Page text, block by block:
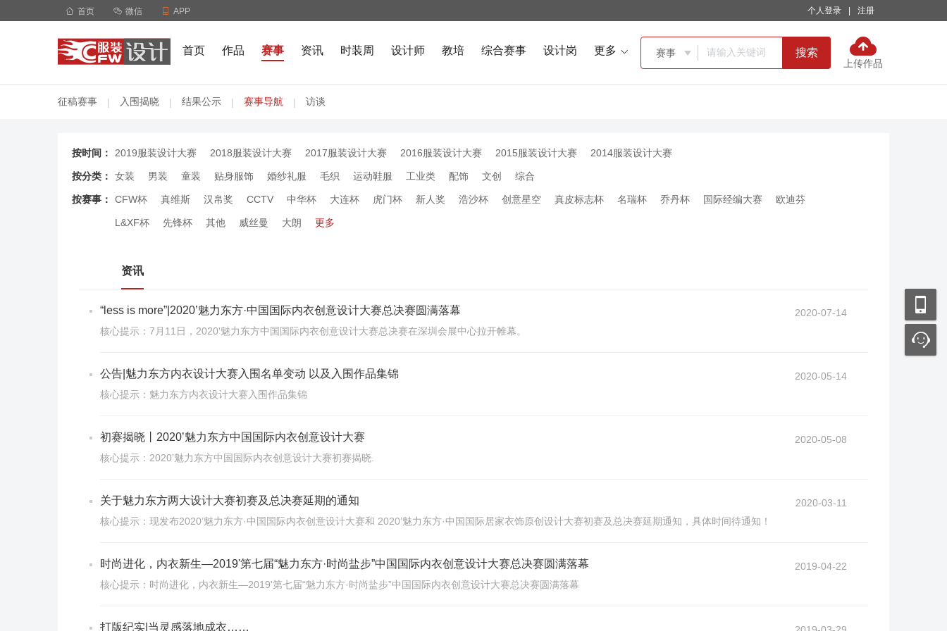
 首页  微信  APP 个人登录 注册
首页 作品 赛事 资讯 时装周 设计师 教培 综合赛事 设计岗 更多  赛事  搜索
上传作品
征稿赛事 | 入围揭晓 | 结果公示 | 赛事导航 | 访谈
按时间： 2019服装设计大赛 2018服装设计大赛 2017服装设计大赛 2016服装设计大赛 2015服装设计大赛 2014服装设计大赛
按分类： 女装 男装 童装 贴身服饰 婚纱礼服 毛织 运动鞋服 工业类 配饰 文创 综合
按赛事： CFW杯 真维斯 汉帛奖 CCTV 中华杯 大连杯 虎门杯 新人奖 浩沙杯 创意星空 真皮标志杯 名瑞杯 乔丹杯 国际经编大赛 欧迪芬
L&XF杯 先锋杯 其他 威丝曼 大朗 更多
资讯
“less is more”|2020’魅力东方·中国国际内衣创意设计大赛总决赛圆满落幕
2020-07-14
核心提示：7月11日，2020'魅力东方中国国际内衣创意设计大赛总决赛在深圳会展中心拉开帷幕。
公告|魅力东方内衣设计大赛入围名单变动 以及入围作品集锦
2020-05-14
核心提示：魅力东方内衣设计大赛入围作品集锦
初赛揭晓丨2020’魅力东方中国国际内衣创意设计大赛
2020-05-08
核心提示：2020’魅力东方中国国际内衣创意设计大赛初赛揭晓.
关于魅力东方两大设计大赛初赛及总决赛延期的通知
2020-03-11
核心提示：现发布2020’魅力东方·中国国际内衣创意设计大赛和 2020’魅力东方·中国国际居家衣饰原创设计大赛初赛及总决赛延期通知，具体时间待通知！
时尚进化，内衣新生—2019'第七届“魅力东方·时尚盐步”中国国际内衣创意设计大赛总决赛圆满落幕
2019-04-22
核心提示：时尚进化，内衣新生—2019'第七届“魅力东方·时尚盐步”中国国际内衣创意设计大赛总决赛圆满落幕
打版纪实|当灵感落地成衣……